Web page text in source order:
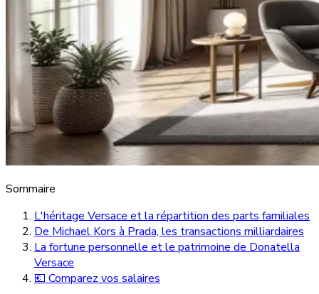
Sommaire
L'héritage Versace et la répartition des parts familiales
De Michael Kors à Prada, les transactions milliardaires
La fortune personnelle et le patrimoine de Donatella
Versace
💶 Comparez vos salaires